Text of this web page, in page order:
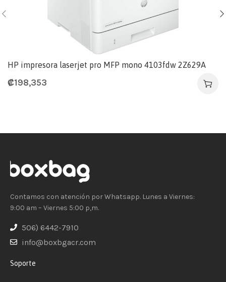
HP impresora laserjet pro MFP mono 4103fdw 2Z629A
₡198,353
Contamos con atención por Whatsapp. Lunes a Viernes:
9:00 am – Viernes 5:00 p,m.
506) 6442-7910
info@boxbgacr.com
Soporte